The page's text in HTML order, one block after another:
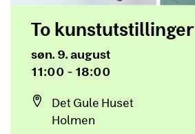
To kunstutstillinger
søn. 9. august
11:00 - 18:00
Det Gule Huset
Holmen